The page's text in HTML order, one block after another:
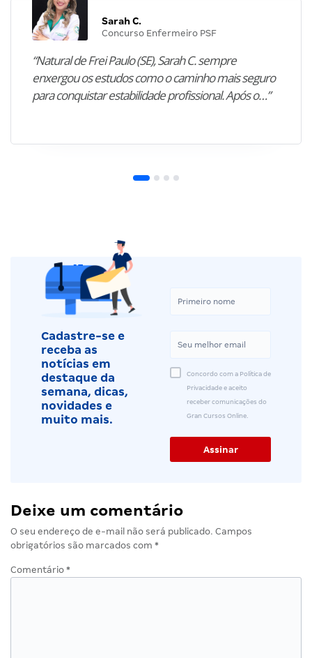
Sarah C.
Concurso Enfermeiro PSF
“Natural de Frei Paulo (SE), Sarah C. sempre
enxergou os estudos como o caminho mais seguro
para conquistar estabilidade profissional. Após o…”
Cadastre-se e
receba as
notícias em
destaque da
semana, dicas,
novidades e
muito mais.
Concordo com a Política de
Privacidade e aceito
receber comunicações do
Gran Cursos Online.
Deixe um comentário
O seu endereço de e-mail não será publicado. Campos
obrigatórios são marcados com *
Comentário *